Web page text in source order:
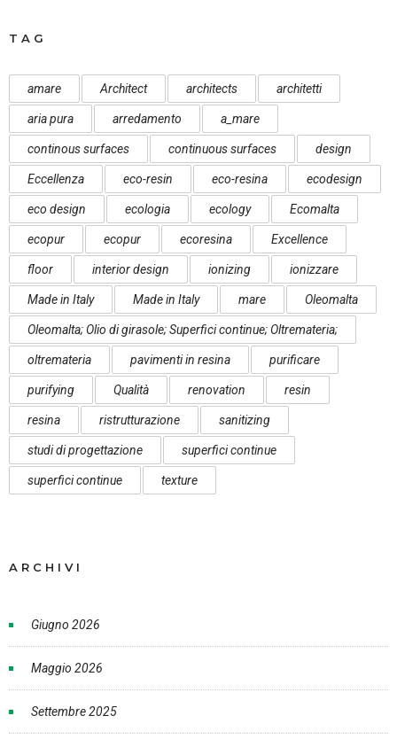
TAG
amare Architect architects architetti
aria pura arredamento a_mare
continous surfaces continuous surfaces design
Eccellenza eco-resin eco-resina ecodesign
eco design ecologia ecology Ecomalta
ecopur ecopur ecoresina Excellence
floor interior design ionizing ionizzare
Made in Italy Made in Italy mare Oleomalta
Oleomalta; Olio di girasole; Superfici continue; Oltremateria;
oltremateria pavimenti in resina purificare
purifying Qualità renovation resin
resina ristrutturazione sanitizing
studi di progettazione superfici continue
superfici continue texture
ARCHIVI
Giugno 2026
Maggio 2026
Settembre 2025